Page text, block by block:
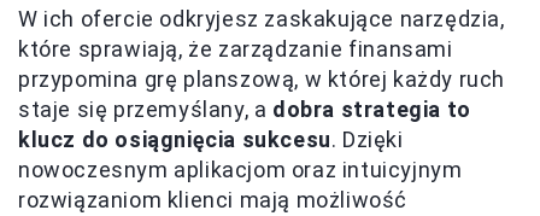
W ich ofercie odkryjesz zaskakujące narzędzia,
które sprawiają, że zarządzanie finansami
przypomina grę planszową, w której każdy ruch
staje się przemyślany, a dobra strategia to
klucz do osiągnięcia sukcesu. Dzięki
nowoczesnym aplikacjom oraz intuicyjnym
rozwiązaniom klienci mają możliwość